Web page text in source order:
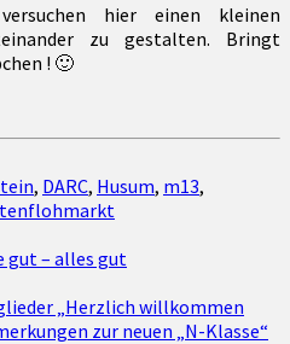
hier einen kleinen
zu gestalten. Bringt
! 🙂
, DARC, Husum, m13,
gut – alles gut
„Herzlich willkommen
zur neuen „N-Klasse“